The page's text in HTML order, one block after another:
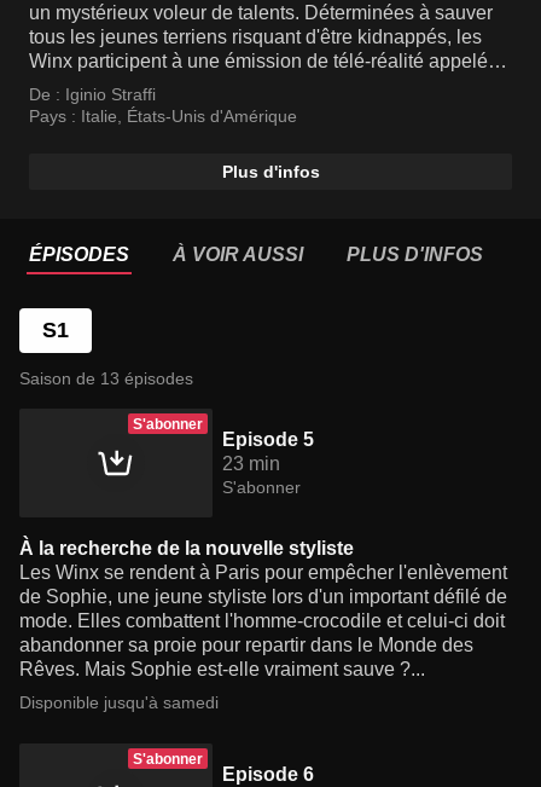
un mystérieux voleur de talents. Déterminées à sauver
tous les jeunes terriens risquant d'être kidnappés, les
Winx participent à une émission de télé-réalité appelée
WOW!, en tant que découvreuses de talents.
De : Iginio Straffi
Pays : Italie États-Unis d'Amérique
Plus d'infos
ÉPISODES À VOIR AUSSI PLUS D'INFOS
S1
Saison de 13 épisodes
S'abonner
Episode 5
23 min
S'abonner
À la recherche de la nouvelle styliste
Les Winx se rendent à Paris pour empêcher l'enlèvement
de Sophie, une jeune styliste lors d'un important défilé de
mode. Elles combattent l'homme-crocodile et celui-ci doit
abandonner sa proie pour repartir dans le Monde des
Rêves. Mais Sophie est-elle vraiment sauve ?...
Disponible jusqu'à samedi
S'abonner
Episode 6